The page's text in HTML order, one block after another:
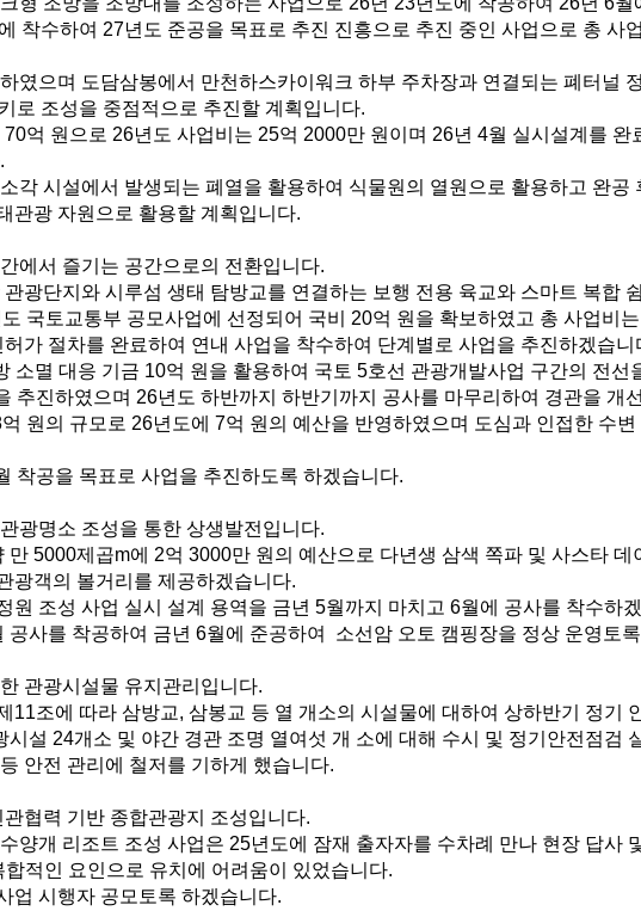
착수하여 27년도 준공을 목표로 추진 진흥으로 추진 중인 사업으로 총 사
였으며 도담삼봉에서 만천하스카이워크 하부 주차장과 연결되는 폐터널
로 조성을 중점적으로 추진할 계획입니다.
억 원으로 26년도 사업비는 25억 2000만 원이며 26년 4월 실시설계를
각 시설에서 발생되는 폐열을 활용하여 식물원의 열원으로 활용하고 완공
관광 자원으로 활용할 계획입니다.
에서 즐기는 공간으로의 전환입니다.
광단지와 시루섬 생태 탐방교를 연결하는 보행 전용 육교와 스마트 복합
국토교통부 공모사업에 선정되어 국비 20억 원을 확보하였고 총 사업비
가 절차를 완료하여 연내 사업을 착수하여 단계별로 사업을 추진하겠습니
소멸 대응 기금 10억 원을 활용하여 국토 5호선 관광개발사업 구간의 전선
추진하였으며 26년도 하반까지 하반기까지 공사를 마무리하여 경관을 개
원의 규모로 26년도에 7억 원의 예산을 반영하였으며 도심과 인접한 수변
착공을 목표로 사업을 추진하도록 하겠습니다.
광명소 조성을 통한 상생발전입니다.
만 5000제곱m에 2억 3000만 원의 예산으로 다년생 삼색 쪽파 및 사스타
광객의 볼거리를 제공하겠습니다.
원 조성 사업 실시 설계 용역을 금년 5월까지 마치고 6월에 공사를 착수하
공사를 착공하여 금년 6월에 준공하여 소선암 오토 캠핑장을 정상 운영토
관광시설물 유지관리입니다.
11조에 따라 삼방교, 삼봉교 등 열 개소의 시설물에 대하여 상하반기 정기
설 24개소 및 야간 경관 조명 열여섯 개 소에 대해 수시 및 정기안전점검
안전 관리에 철저를 기하게 했습니다.
협력 기반 종합관광지 조성입니다.
양개 리조트 조성 사업은 25년도에 잠재 출자자를 수차례 만나 현장 답사
적인 요인으로 유치에 어려움이 있었습니다.
업 시행자 공모토록 하겠습니다.